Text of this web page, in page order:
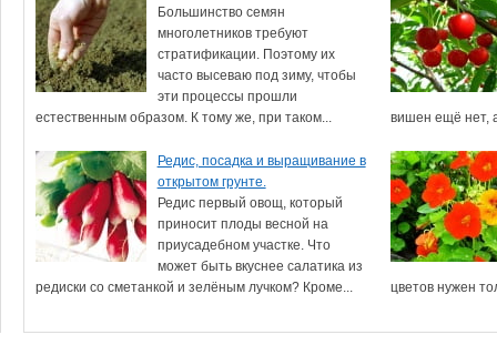
Большинство семян
многолетников требуют
стратификации. Поэтому их
часто высеваю под зиму, чтобы
эти процессы прошли
естественным образом. К тому же, при таком...
вишен ещё нет,
Редис, посадка и выращивание в
открытом грунте.
Редис первый овощ, который
приносит плоды весной на
приусадебном участке. Что
может быть вкуснее салатика из
редиски со сметанкой и зелёным лучком? Кроме...
цветов нужен